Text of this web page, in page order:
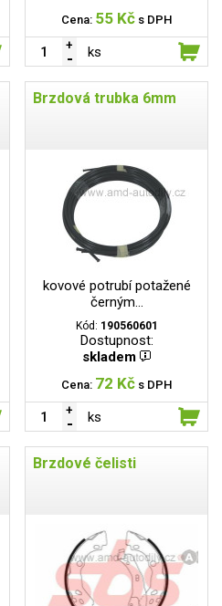
Cena: 55 Kč s DPH
ks
Brzdová trubka 6mm
kovové potrubí potažené
černým...
Kód: 190560601
Dostupnost:
skladem
Cena: 72 Kč s DPH
ks
Brzdové čelisti